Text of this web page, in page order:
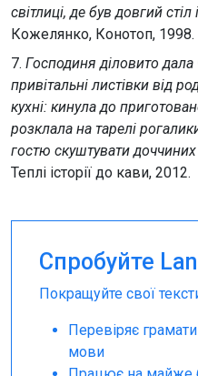
світлиці, де був довгий
Кожелянко, Конотоп, 1998.
7. Господиня діловито дала
привітальні листівки від
кухні: кинула до
розклала на тарелі
гостю скуштувати
Теплі історії до кави, 2012.
Спробуйте
Покращуйте свої
Перевіряє
мови